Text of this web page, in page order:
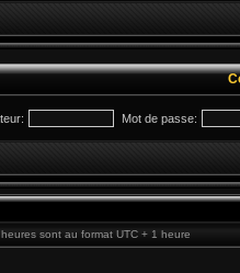
Mot de passe:
sont au format UTC + 1 heure